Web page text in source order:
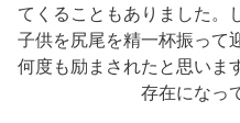
てくることもありました。
子供を尻尾を精一杯振って
何度も励まされたと思いま
存在になっ